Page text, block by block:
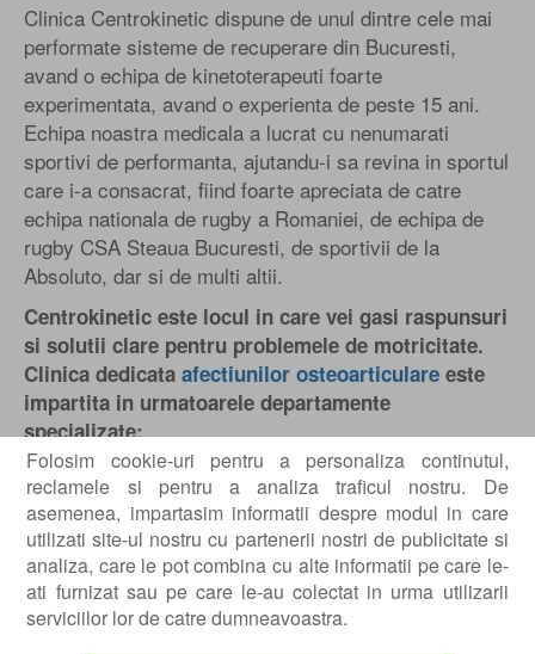
Folosim cookie-uri pentru a personaliza continutul,
reclamele si pentru a analiza traficul nostru. De
asemenea, impartasim informatii despre modul in care
utilizati site-ul nostru cu partenerii nostri de publicitate si
analiza, care le pot combina cu alte informatii pe care le-
ati furnizat sau pe care le-au colectat in urma utilizarii
serviciilor lor de catre dumneavoastra.
Clinica Centrokinetic dispune de unul dintre cele mai
performate sisteme de recuperare din Bucuresti,
avand o echipa de kinetoterapeuti foarte
experimentata, avand o experienta de peste 15 ani.
Echipa noastra medicala a lucrat cu nenumarati
sportivi de performanta, ajutandu-i sa revina in sportul
care i-a consacrat, fiind foarte apreciata de catre
echipa nationala de rugby a Romaniei, de echipa de
rugby CSA Steaua Bucuresti, de sportivii de la
Absoluto, dar si de multi altii.
Centrokinetic este locul in care vei gasi raspunsuri
si solutii clare pentru problemele de motricitate.
Clinica dedicata afectiunilor osteoarticulare este
impartita in urmatoarele departamente
specializate:
Ortopedie, departament compus dintr-o echipa
de medici ortopezi extrem de experimentata,
specializati in traumatologie sportiva.
Ortopedie pediatrica, unde sunt tratate
afectiunile sportive ale copiilor (leziuni
ligamentare si de menisc), deformarile coloanei